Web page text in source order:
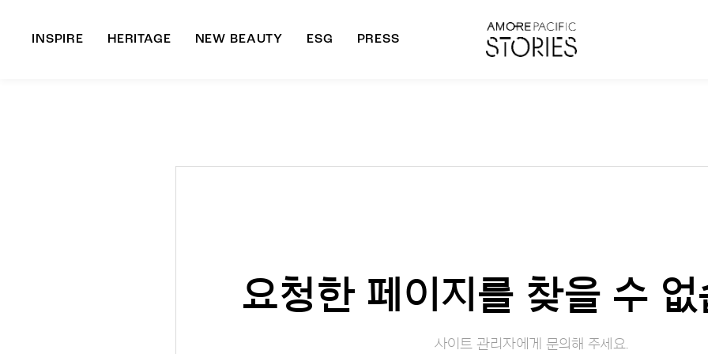
INSPIRE HERITAGE NEW BEAUTY ESG PRESS
요청한 페이지를 찾을 수 없
사이트 관리자에게 문의해 주세요.